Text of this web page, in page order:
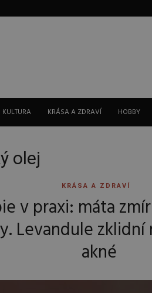
KULTURA KRÁSA A ZDRAVÍ HOBBY
olej
KRÁSA A ZDRAVÍ
v praxi: máta
Levandule
akné